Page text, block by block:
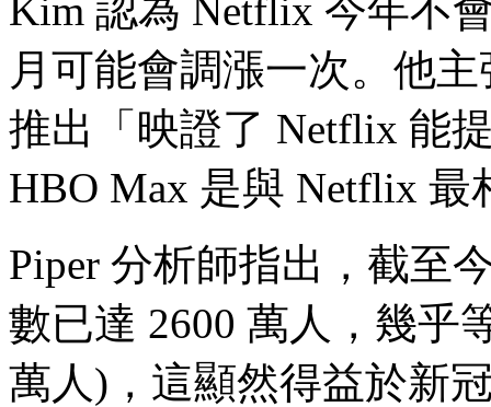
Kim 認為 Netflix 今年不
月可能會調漲一次。他
推出「映證了 Netflix 能
HBO Max 是與 Netflix
Piper 分析師指出，截至
數已達 2600 萬人，幾乎
萬人)，這顯然得益於新